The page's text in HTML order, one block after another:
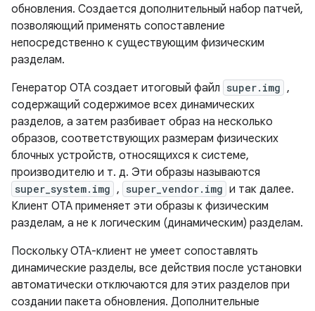
обновления. Создается дополнительный набор патчей,
позволяющий применять сопоставление
непосредственно к существующим физическим
разделам.
Генератор OTA создает итоговый файл super.img ,
содержащий содержимое всех динамических
разделов, а затем разбивает образ на несколько
образов, соответствующих размерам физических
блочных устройств, относящихся к системе,
производителю и т. д. Эти образы называются
super_system.img , super_vendor.img и так далее.
Клиент OTA применяет эти образы к физическим
разделам, а не к логическим (динамическим) разделам.
Поскольку OTA-клиент не умеет сопоставлять
динамические разделы, все действия после установки
автоматически отключаются для этих разделов при
создании пакета обновления. Дополнительные